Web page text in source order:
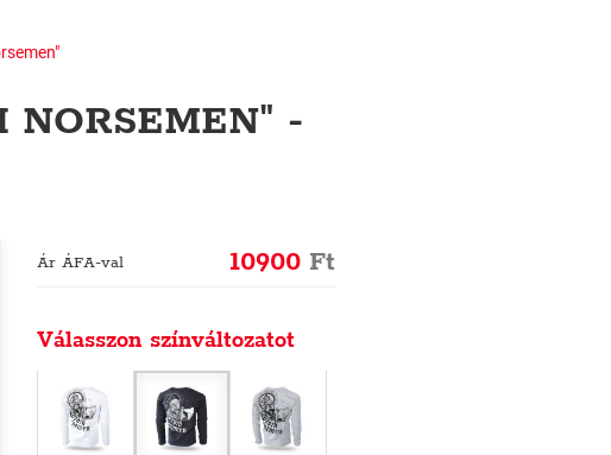
NORSEMEN" -
Ár ÁFA-val 10900 Ft
Válasszon színváltozatot